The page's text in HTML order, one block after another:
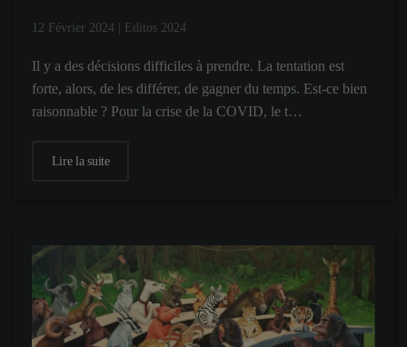
12 Février 2024 Editos 2024
Il y a des décisions difficiles à prendre. La tentation est
forte, alors, de les différer, de gagner du temps. Est-ce bien
raisonnable ? Pour la crise de la COVID, le t…
Lire la suite